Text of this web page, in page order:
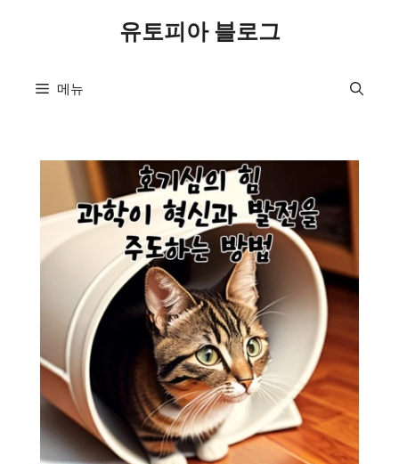
유토피아 블로그
메뉴